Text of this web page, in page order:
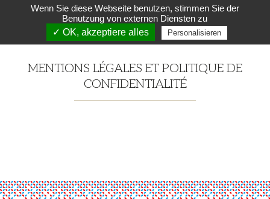
MENTIONS LÉGALES ET POLITIQUE DE
CONFIDENTIALITÉ
Wenn Sie diese Webseite benutzen, stimmen Sie der
Benutzung von externen Diensten zu
✓ OK, akzeptiere alles
Personalisieren